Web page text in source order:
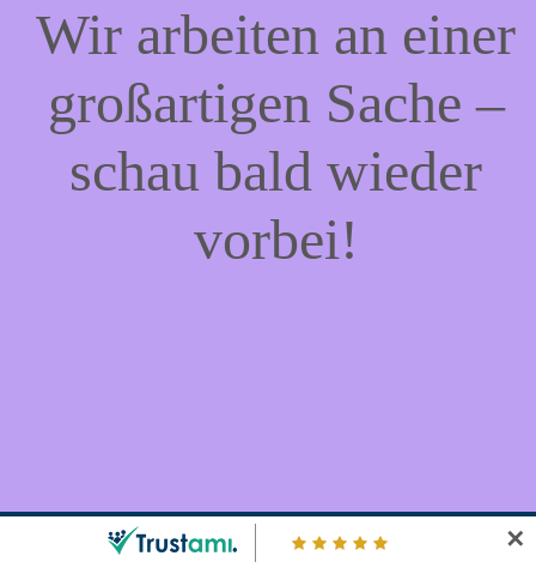
Wir arbeiten an einer
großartigen Sache –
schau bald wieder
vorbei!
✕